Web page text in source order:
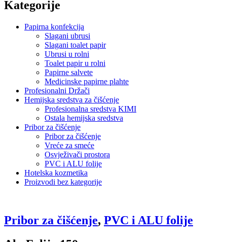
Kategorije
Papirna konfekcija
Slagani ubrusi
Slagani toalet papir
Ubrusi u rolni
Toalet papir u rolni
Papirne salvete
Medicinske papirne plahte
Profesionalni Držači
Hemijska sredstva za čišćenje
Profesionalna sredstva KIMI
Ostala hemijska sredstva
Pribor za čišćenje
Pribor za čišćenje
Vreće za smeće
Osvježivači prostora
PVC i ALU folije
Hotelska kozmetika
Proizvodi bez kategorije
Pribor za čišćenje, PVC i ALU folije